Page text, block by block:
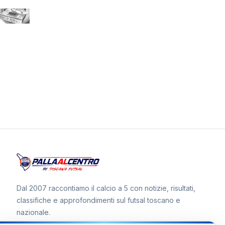
Dal 2007 raccontiamo il calcio a 5 con notizie, risultati,
classifiche e approfondimenti sul futsal toscano e
nazionale.